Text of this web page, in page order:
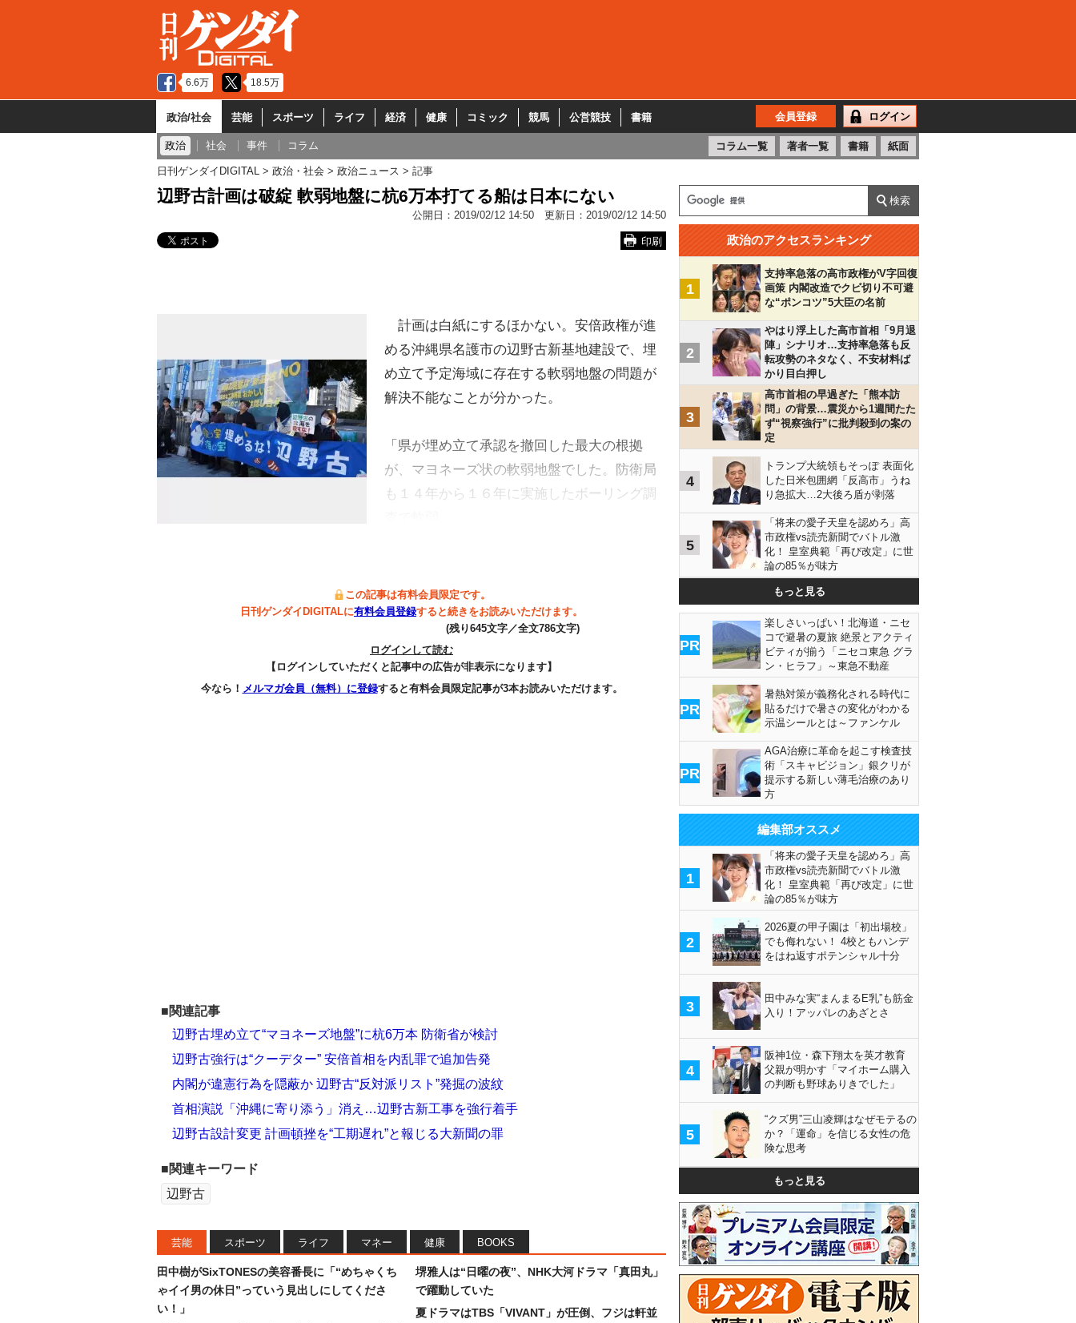
6.6万 18.5万
政治/社会 芸能 スポーツ ライフ 経済 健康 コミック 競馬 公営競技 書籍 会員登録 ログイン
政治 社会 事件 コラム コラム一覧 著者一覧 書籍 紙面
日刊ゲンダイDIGITAL 政治・社会 政治ニュース 記事
辺野古計画は破綻 軟弱地盤に杭6万本打てる船は日本にない
公開日： 2019/02/12 14:50 更新日： 2019/02/12 14:50
印刷
計画は白紙にするほかない。安倍政権が進
める沖縄県名護市の辺野古新基地建設で、埋
め立て予定海域に存在する軟弱地盤の問題が
解決不能なことが分かった。
「県が埋め立て承認を撤回した最大の根拠
が、マヨネーズ状の軟弱地盤でした。防衛局
も１４年から１６年に実施したボーリング調
この記事は有料会員限定です。
日刊ゲンダイDIGITALに有料会員登録すると続きをお読みいただけます。
(残り645文字／全文786文字)
ログインして読む
【ログインしていただくと記事中の広告が非表示になります】
今なら！ メルマガ会員（無料）に登録すると有料会員限定記事が3本お読みいただけます。
■関連記事
辺野古埋め立て“マヨネーズ地盤”に杭6万本 防衛省が検討
辺野古強行は“クーデター” 安倍首相を内乱罪で追加告発
内閣が違憲行為を隠蔽か 辺野古“反対派リスト”発掘の波紋
首相演説「沖縄に寄り添う」消え…辺野古新工事を強行着手
辺野古設計変更 計画頓挫を“工期遅れ”と報じる大新聞の罪
■関連キーワード
辺野古
芸能 スポーツ ライフ マネー 健康 BOOKS
田中樹がSixTONESの美容番長に「“めちゃくち
ゃイイ男の休日”っていう見出しにしてくださ
い！」
堺雅人は“日曜の夜”、NHK大河ドラマ「真田丸」
で躍動していた
夏ドラマはTBS「VIVANT」が圧倒、フジは軒並
政治のアクセスランキング
1
支持率急落の高市政権がV字回復
画策 内閣改造でクビ切り不可避
な“ポンコツ”5大臣の名前
2
やはり浮上した高市首相「9月退
陣」シナリオ…支持率急落も反
転攻勢のネタなく、不安材料ば
かり目白押し
3
高市首相の早過ぎた「熊本訪
問」の背景…震災から1週間たた
ず“視察強行”に批判殺到の案の
定
4
トランプ大統領もそっぽ 表面化
した日米包囲網「反高市」うね
り急拡大…2大後ろ盾が剥落
5
「将来の愛子天皇を認めろ」高
市政権vs読売新聞でバトル激
化！ 皇室典範「再び改定」に世
論の85％が味方
もっと見る
PR
楽しさいっぱい！北海道・ニセ
コで避暑の夏旅 絶景とアクティ
ビティが揃う「ニセコ東急 グラ
ン・ヒラフ」～東急不動産
PR
暑熱対策が義務化される時代に
貼るだけで暑さの変化がわかる
示温シールとは～ファンケル
PR
AGA治療に革命を起こす検査技
術「スキャビジョン」銀クリが
提示する新しい薄毛治療のあり
方
編集部オススメ
1
「将来の愛子天皇を認めろ」高
市政権vs読売新聞でバトル激
化！ 皇室典範「再び改定」に世
論の85％が味方
2
2026夏の甲子園は「初出場校」
でも侮れない！ 4校ともハンデ
をはね返すポテンシャル十分
3
田中みな実“まんまるE乳”も筋金
入り！アッパレのあざとさ
4
阪神1位・森下翔太を英才教育
父親が明かす「マイホーム購入
の判断も野球ありきでした」
5
“クズ男”三山凌輝はなぜモテるの
か？「運命」を信じる女性の危
険な思考
もっと見る